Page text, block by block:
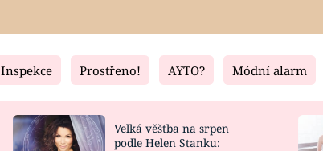
Fresh
NOVINKY
Living
Inspekce Prostřeno! AYTO? Módní alarm
Velká věštba na srpen
podle Helen Stanku: